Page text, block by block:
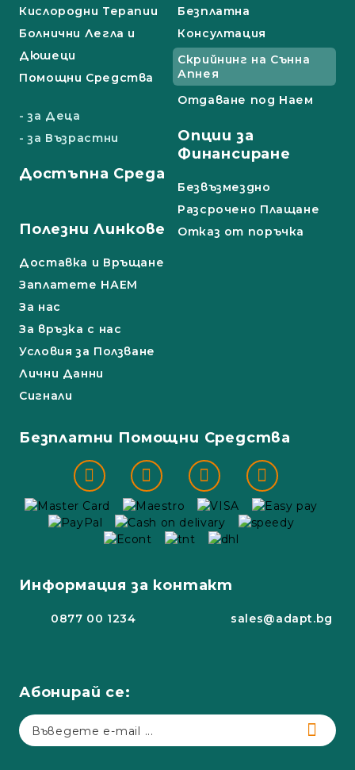
Кислородни Терапии
Болнични Легла и
Дюшеци
Помощни Средства
- за Деца
- за Възрастни
Достъпна Среда
Безплатна
Консултация
Скрийнинг на Сънна
Апнея
Отдаване под Наем
Опции за
Финансиране
Безвъзмездно
Разсрочено Плащане
Полезни Линкове
Доставка и Връщане
Заплатете НАЕМ
За нас
За връзка с нас
Условия за Ползване
Лични Данни
Сигнали
Отказ от поръчка
Безплатни Помощни Средства
Информация за контакт
0877 00 1234 sales@adapt.bg
Абонирай се: